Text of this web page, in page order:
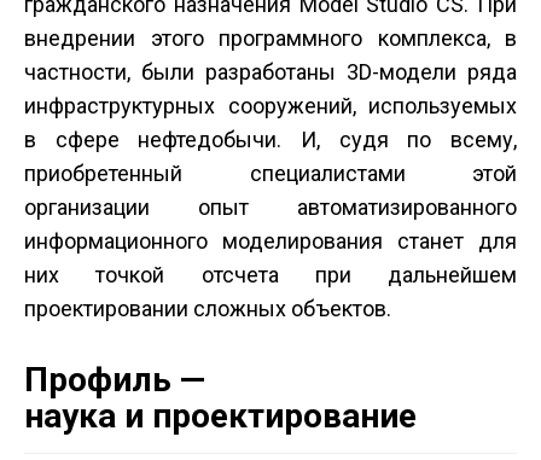
внедрении этого программного комплекса, в
частности, были разработаны 3D-модели ряда
инфраструктурных сооружений, используемых
в сфере нефтедобычи. И, судя по всему,
приобретенный специалистами этой
организации опыт автоматизированного
информационного моделирования станет для
них точкой отсчета при дальнейшем
проектировании сложных объектов.
Профиль —
наука и проектирование